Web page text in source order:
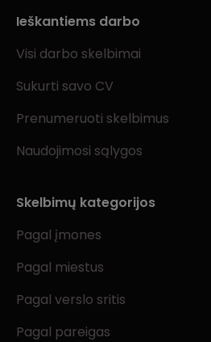
Ieškantiems darbo
Visi darbo skelbimai
Sukurti savo CV
Prenumeruoti skelbimus
Naudojimosi sąlygos
Skelbimų kategorijos
Pagal įmones
Pagal miestus
Pagal verslo sritis
Pagal pareigas